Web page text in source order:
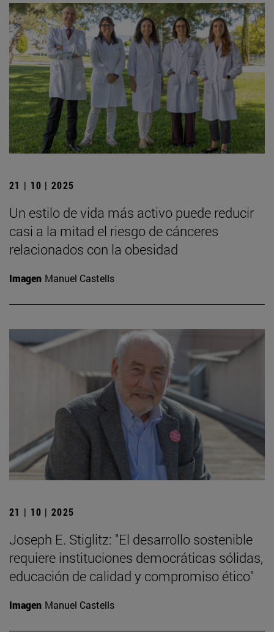
21 | 10 | 2025
Un estilo de vida más activo puede reducir
casi a la mitad el riesgo de cánceres
relacionados con la obesidad
Imagen Manuel Castells
21 | 10 | 2025
Joseph E. Stiglitz: "El desarrollo sostenible
requiere instituciones democráticas sólidas,
educación de calidad y compromiso ético"
Imagen Manuel Castells